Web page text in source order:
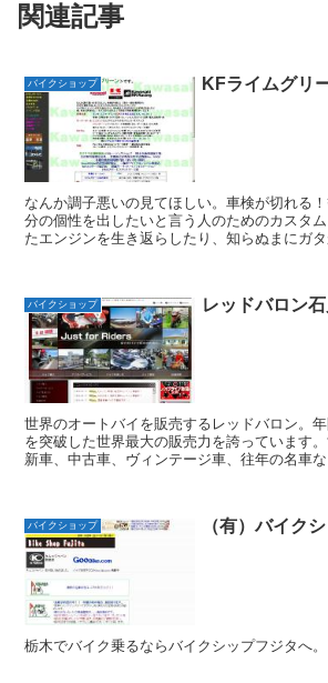
関連記事
バイクショップ KFライムグリ
なんか調子悪いの見てほしい。車検が切れる
分の個性を出したいと言う人のためのカスタ
たエンジンを生き返らしたり、知らぬまにガタ
バイクショップ レッドバロン石
世界のオートバイを販売するレッドバロン。
を突破した世界最大の販売力を誇っています
新車、中古車、ヴィンテージ車、往年の名車な
バイクショップ （有）バイク
栃木でバイク乗るならバイクシップフジタへ。